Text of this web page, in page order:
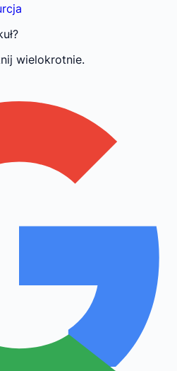
wielokrotnie.